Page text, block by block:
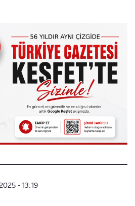
- 13:19